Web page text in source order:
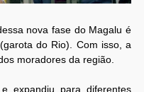
nova fase do Magalu é
do Rio). Com isso, a
moradores da região.
expandiu para diferentes